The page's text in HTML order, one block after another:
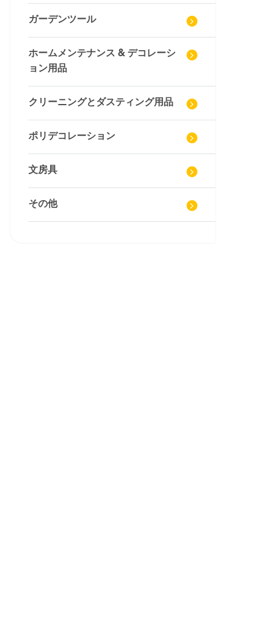
ガーデンツール
ホームメンテナンス & デコレーシ
ョン用品
クリーニングとダスティング用品
ポリデコレーション
文房具
その他